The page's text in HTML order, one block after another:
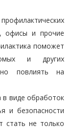
офисы и прочие
поможет
и других
повлиять на
в виде обработок
и безопасности
стать не только